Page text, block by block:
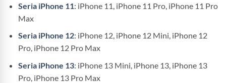
Seria iPhone 11: iPhone 11, iPhone 11 Pro, iPhone 11 Pro
Max
Seria iPhone 12: iPhone 12, iPhone 12 Mini, iPhone 12
Pro, iPhone 12 Pro Max
Seria iPhone 13: iPhone 13 Mini, iPhone 13, iPhone 13
Pro, iPhone 13 Pro Max